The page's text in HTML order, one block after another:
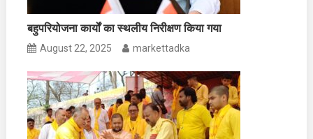
बहुपरियोजना कार्यों का स्थलीय निरीक्षण किया गया
August 22, 2025 markettadka